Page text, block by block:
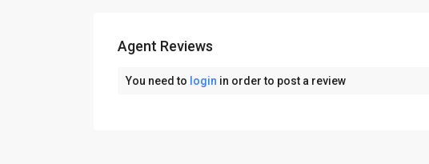
Agent Reviews
You need to login in order to post a review